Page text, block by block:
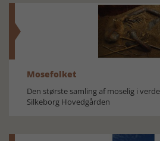
Mosefolket
Den største samling af moselig i
Silkeborg Hovedgården